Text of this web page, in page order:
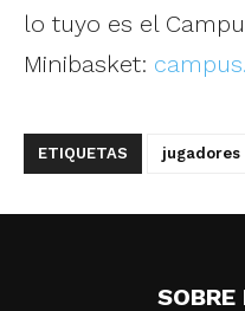
lo tuyo es el
Minibasket:
ETIQUETAS jugadores
SOBRE